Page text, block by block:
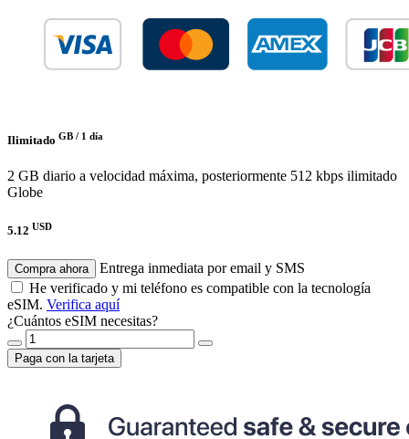
Ilimitado GB / 1 día
2 GB diario a velocidad máxima, posteriormente 512 kbps ilimitado
Globe
5.12 USD
Compra ahora
Entrega inmediata por email y SMS
He verificado y mi teléfono es compatible con la tecnología
eSIM. Verifica aquí
¿Cuántos eSIM necesitas?
Paga con la tarjeta